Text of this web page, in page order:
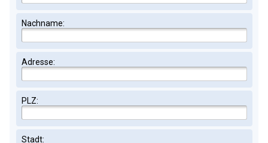
Nachname:
Adresse:
PLZ:
Stadt: